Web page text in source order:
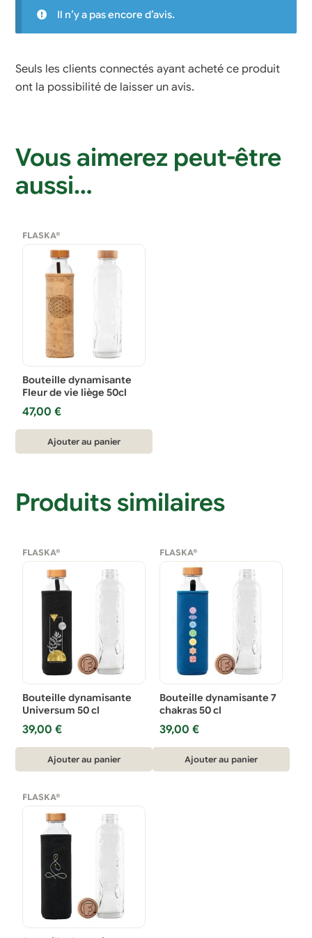
Il n’y a pas encore d’avis.
Seuls les clients connectés ayant acheté ce produit
ont la possibilité de laisser un avis.
Vous aimerez peut-être
aussi…
FLASKA®
Bouteille dynamisante
Fleur de vie liège 50cl
47,00€
Ajouter au panier
Produits similaires
FLASKA®
Bouteille dynamisante
Universum 50 cl
39,00€
Ajouter au panier
FLASKA®
Bouteille dynamisante 7
chakras 50 cl
39,00 €
Ajouter au panier
FLASKA®